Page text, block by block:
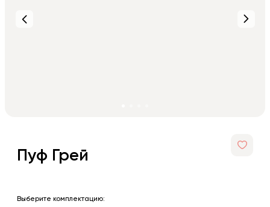
Пуф Грей
Выберите комплектацию: